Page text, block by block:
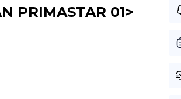
PRIMASTAR 01>